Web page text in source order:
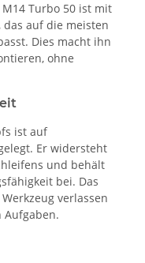
Turbo 50 ist mit
das auf die meisten
Dies macht ihn
ohne
ist auf
Er widersteht
und behält
bei. Das
verlassen
Aufgaben.